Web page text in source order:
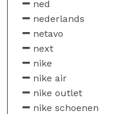
ned
nederlands
netavo
next
nike
nike air
nike outlet
nike schoenen